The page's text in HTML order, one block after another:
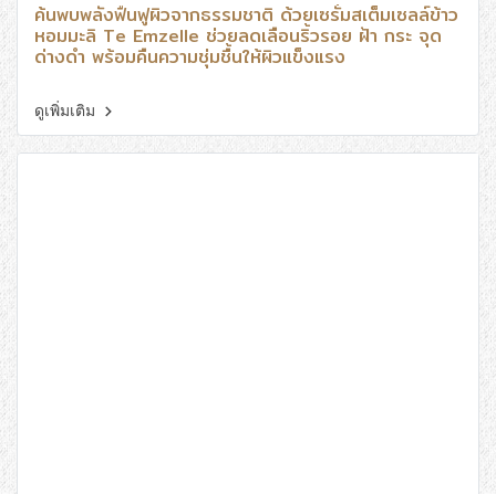
ค้นพบพลังฟื้นฟูผิวจากธรรมชาติ ด้วยเซรั่มสเต็มเซลล์ข้าว
หอมมะลิ Te Emzelle ช่วยลดเลือนริ้วรอย ฝ้า กระ จุด
ด่างดำ พร้อมคืนความชุ่มชื้นให้ผิวแข็งแรง
ดูเพิ่มเติม